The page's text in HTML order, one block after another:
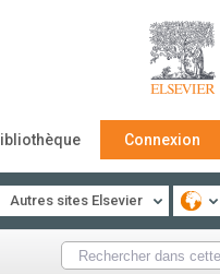
Connexion
Autres sites Elsevier